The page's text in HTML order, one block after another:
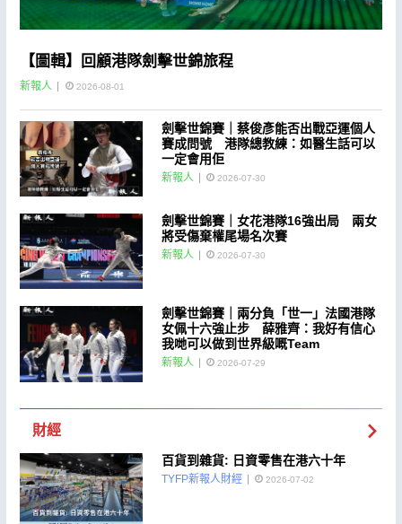
【圖輯】回顧港隊劍擊世錦旅程
新報人 2026-08-01
劍擊世錦賽｜蔡俊彥能否出戰亞運個人
賽成問號 港隊總教練：如醫生話可以
一定會用佢
新報人 2026-07-30
劍擊世錦賽｜女花港隊16強出局 兩女
將受傷棄權尾場名次賽
新報人 2026-07-30
劍擊世錦賽｜兩分負「世一」法國港隊
女佩十六強止步 薛雅齊：我好有信心
我哋可以做到世界級嘅Team
新報人 2026-07-29
財經
百貨到雜貨: 日資零售在港六十年
TYFP新報人財經 2026-07-02